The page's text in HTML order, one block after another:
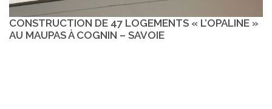
CONSTRUCTION DE 47 LOGEMENTS « L’OPALINE »
AU MAUPAS À COGNIN – SAVOIE